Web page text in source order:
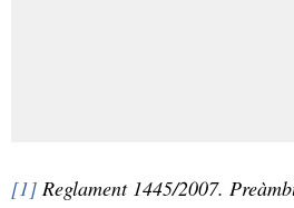
[1] Reglament 1445/2007.